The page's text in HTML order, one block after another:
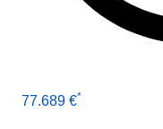
77.689 €*